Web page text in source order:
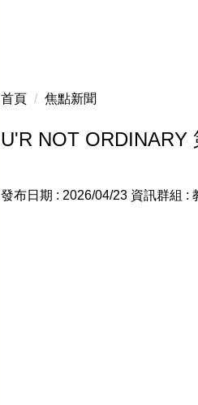
首頁 焦點新聞
U'R NOT ORDINARY
發布日期 : 2026/04/23 資訊群組 :